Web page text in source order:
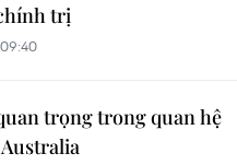
trị
trọng trong quan hệ